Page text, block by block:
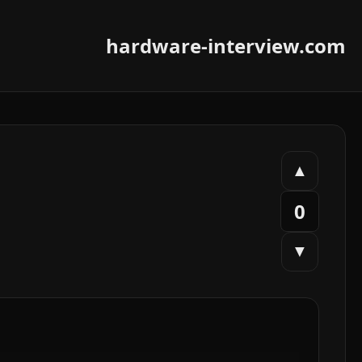
hardware-interview.com
▲
0
▼